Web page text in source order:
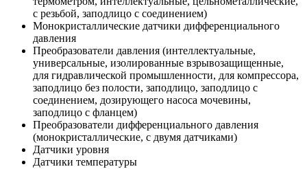
с резьбой, заподлицо с соединением)
Монокристаллические датчики дифференциального
давления
Преобразователи давления (интеллектуальные,
универсальные, изолированные взрывозащищенные,
для гидравлической промышленности, для компрессора,
заподлицо без полости, заподлицо, заподлицо с
соединением, дозирующего насоса мочевины,
заподлицо с фланцем)
Преобразователи дифференциального давления
(монокристаллические, с двумя датчиками)
Датчики уровня
Датчики температуры